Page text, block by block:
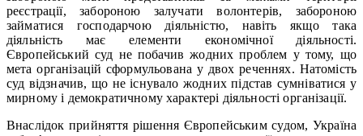
реєстрації, забороною залучати волонтерів, забороною
займатися господарчою діяльністю, навіть якщо така
діяльність має елементи економічної діяльності.
Європейський суд не побачив жодних проблем у тому, що
мета організацій сформульована у двох реченнях. Натомість
суд відзначив, що не існувало жодних підстав сумніватися у
мирному і демократичному характері діяльності організації.
Внаслідок прийняття рішення Європейським судом, Україна